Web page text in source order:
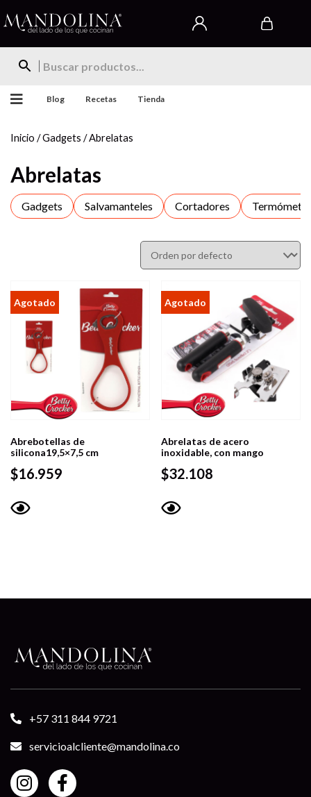
Blog Recetas Tienda
Inicio /Gadgets / Abrelatas
Abrelatas
Gadgets Salvamanteles Cortadores
Abrebotellas de
silicona19,5×7,5 cm
$16.959
Abrelatas de acero
inoxidable, con mango
$32.108
+57 311 844 9721
servicioalcliente@mandolina.co